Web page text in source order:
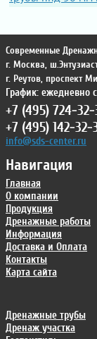
Дренажные трубы
Дренаж участка
Навигация
Главная
О компании
Продукция
Дренажные работы
Информация
Доставка и Оплата
Контакты
Карта сайта
Современные
г. Москва,
г. Реутов, проспект
График: ежедневно
+7 (495) 724-
+7 (495) 142-32-
info@sds-center.ru